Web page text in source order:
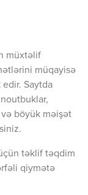
müxtəlif
müqayisə
Saytda
böyük məişət
təklif təqdim
qiymətə